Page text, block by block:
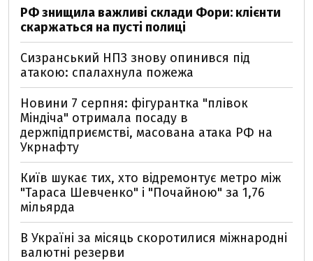
РФ знищила важливі склади Фори: клієнти
скаржаться на пусті полиці
Сизранський НПЗ знову опинився під
атакою: спалахнула пожежа
Новини 7 серпня: фігурантка "плівок
Міндіча" отримала посаду в
держпідприємстві, масована атака РФ на
Укрнафту
Київ шукає тих, хто відремонтує метро між
"Тараса Шевченко" і "Почайною" за 1,76
мільярда
В Україні за місяць скоротилися міжнародні
валютні резерви